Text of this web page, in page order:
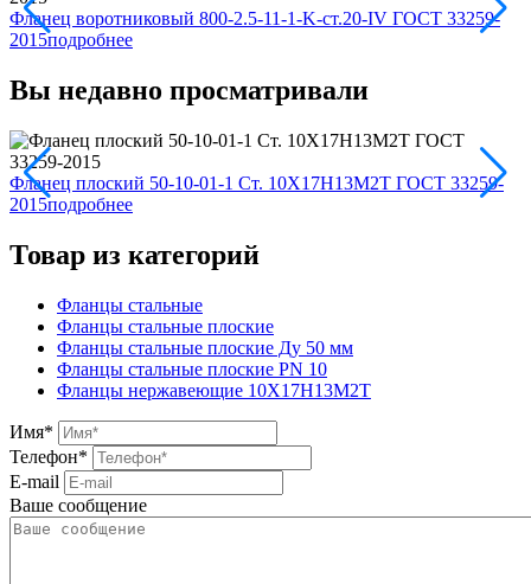
Фланец воротниковый 800-2.5-11-1-K-ст.20-IV ГОСТ 33259-
2015подробнее
Вы недавно просматривали
Фланец плоский 50-10-01-1 Ст. 10Х17Н13М2Т ГОСТ 33259-
2015подробнее
Товар из категорий
Фланцы стальные
Фланцы стальные плоские
Фланцы стальные плоские Ду 50 мм
Фланцы стальные плоские PN 10
Фланцы нержавеющие 10Х17Н13М2Т
Имя*
Телефон*
E-mail
Ваше сообщение